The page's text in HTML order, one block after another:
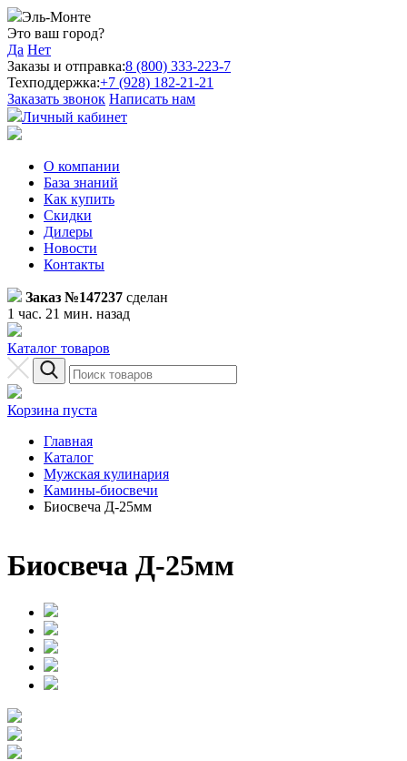
Эль-Монте
Это ваш город?
Да Нет
Заказы и отправка:8 (800) 333-223-7
Техподдержка:+7 (928) 182-21-21
Заказать звонок Написать нам
Личный кабинет
О компании
База знаний
Как купить
Скидки
Дилеры
Новости
Контакты
Заказ №147237 сделан
1 час. 21 мин. назад
Каталог товаров
Корзина пуста
Главная
Каталог
Мужская кулинария
Камины-биосвечи
Биосвеча Д-25мм
Биосвеча Д-25мм